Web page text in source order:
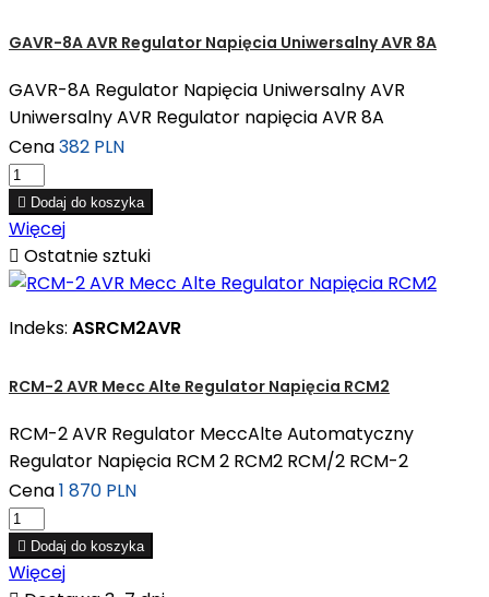
GAVR-8A AVR Regulator Napięcia Uniwersalny AVR 8A
GAVR-8A Regulator Napięcia Uniwersalny AVR
Uniwersalny AVR Regulator napięcia AVR 8A
Cena382 PLN
 Dodaj do koszyka
Więcej
 Ostatnie sztuki
Indeks: ASRCM2AVR
RCM-2 AVR Mecc Alte Regulator Napięcia RCM2
RCM-2 AVR Regulator MeccAlte Automatyczny
Regulator Napięcia RCM 2 RCM2 RCM/2 RCM-2
Cena1 870 PLN
 Dodaj do koszyka
Więcej